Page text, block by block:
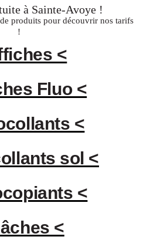
à Sainte-Avoye!
produits pour découvrir nos tarifs
!
<
Fluo <
<
sol <
<
<